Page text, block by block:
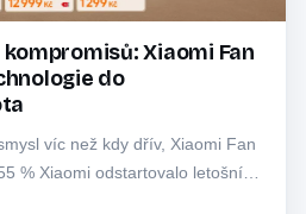
Xiaomi Fan
do
víc než kdy dřív, Xiaomi Fan
% Xiaomi odstartovalo letošní